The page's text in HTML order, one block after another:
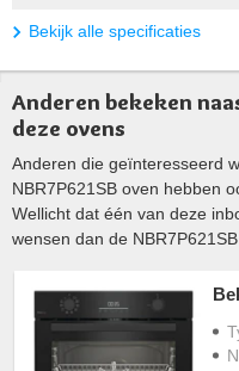
Bekijk alle specificaties
Anderen bekeken
deze ovens
Anderen die geïnteresseerd
NBR7P621SB oven hebben
Wellicht dat één van deze
wensen dan de